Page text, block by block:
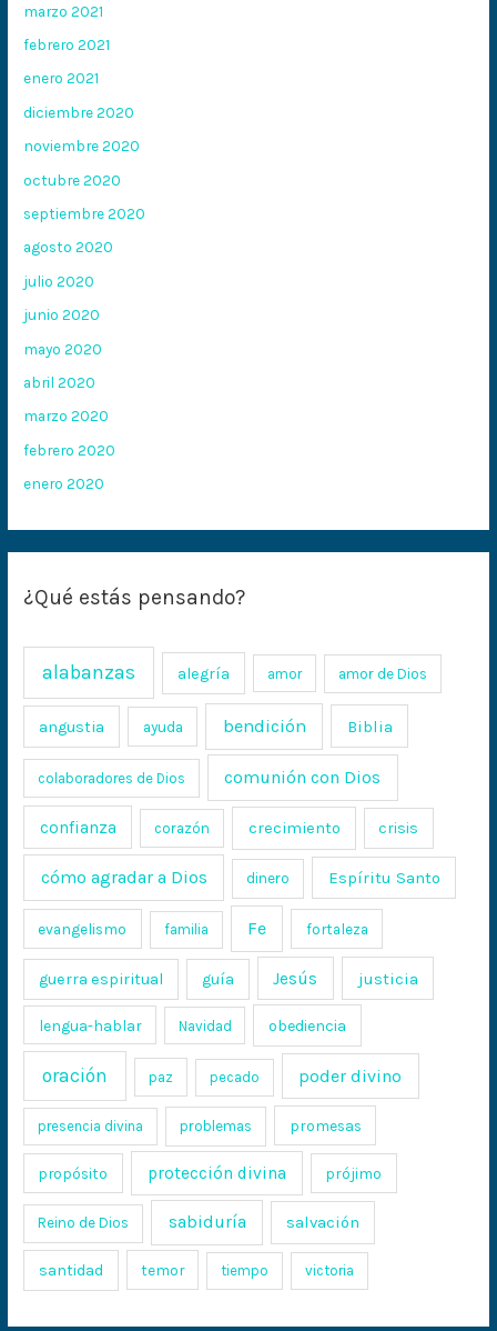
marzo 2021
febrero 2021
enero 2021
diciembre 2020
noviembre 2020
octubre 2020
septiembre 2020
agosto 2020
julio 2020
junio 2020
mayo 2020
abril 2020
marzo 2020
febrero 2020
enero 2020
¿Qué estás pensando?
alabanzas alegría amor amor de Dios
angustia ayuda bendición Biblia
colaboradores de Dios comunión con Dios
confianza corazón crecimiento crisis
cómo agradar a Dios dinero Espíritu Santo
evangelismo familia Fe fortaleza
guerra espiritual guía Jesús justicia
lengua-hablar Navidad obediencia
oración paz pecado poder divino
presencia divina problemas promesas
propósito protección divina prójimo
Reino de Dios sabiduría salvación
santidad temor tiempo victoria